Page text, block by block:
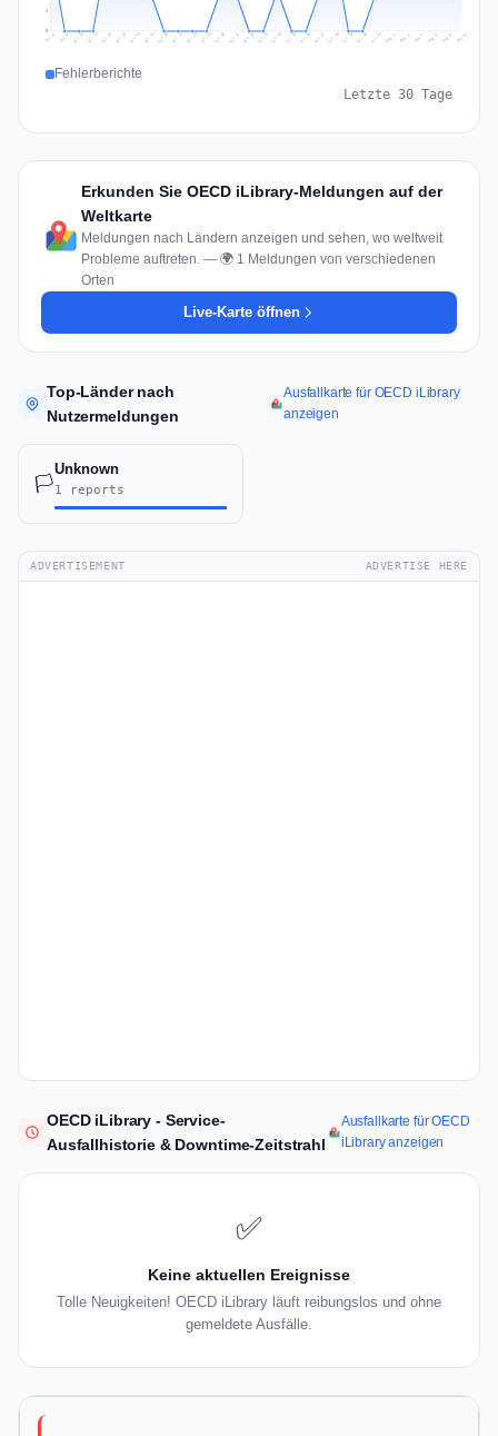
1
Jul 8 Jul 9 Jul 10 Jul 11 Jul 12 Jul 13 Jul 14 Jul 15 Jul 16 Jul 17 Jul 18 Jul 19 Jul 20 Jul 21 Jul 22 Jul 23 Jul 24 Jul 25 Jul 26 Jul 27 Jul 28 Jul 29 Jul 30 Jul 31 Aug 1 Aug 2 Aug 3 Aug 4 Aug 5 Aug 6
Fehlerberichte
Letzte 30 Tage
Erkunden Sie OECD iLibrary-Meldungen auf der
Weltkarte
Meldungen nach Ländern anzeigen und sehen, wo weltweit
Probleme auftreten. — 🌍 1 Meldungen von verschiedenen
Orten
Live-Karte öffnen
Top-Länder nach
Nutzermeldungen
Ausfallkarte für OECD iLibrary
anzeigen
🏳️
Unknown
1 reports
ADVERTISEMENT ADVERTISE HERE
OECD iLibrary - Service-
Ausfallhistorie & Downtime-Zeitstrahl
Ausfallkarte für OECD
iLibrary anzeigen
✅
Keine aktuellen Ereignisse
Tolle Neuigkeiten! OECD iLibrary läuft reibungslos und ohne
gemeldete Ausfälle.